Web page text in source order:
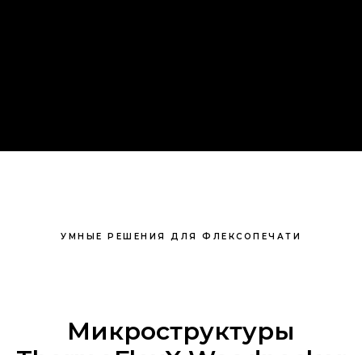
УМНЫЕ РЕШЕНИЯ ДЛЯ ФЛЕКСОПЕЧАТИ
Микроструктуры